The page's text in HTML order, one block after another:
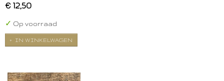
€ 12,50
✓ Op voorraad
IN WINKELWAGEN